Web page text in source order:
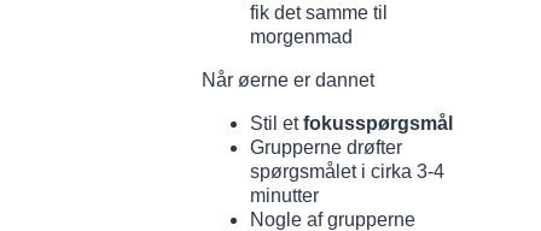
fik det samme til
morgenmad
Når øerne er dannet
Stil etfokusspørgsmål
Grupperne drøfter
spørgsmålet i cirka 3-4
minutter
Nogle af grupperne